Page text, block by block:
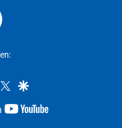
twittergoogle
youtube-